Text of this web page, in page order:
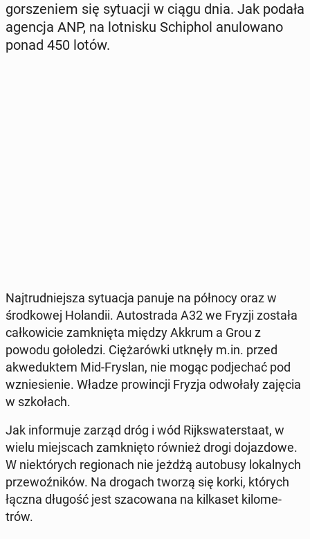
gor­sze­niem się sy­tu­acji w ciągu dnia. Jak podała
agencja ANP, na lot­ni­sku Schi­phol anu­lo­wa­no
ponad 450 lotów.
Naj­trud­niej­sza sy­tu­acja panuje na północy oraz w
środ­ko­wej Ho­lan­dii. Au­to­stra­da A32 we Fryzji została
cał­ko­wi­cie za­mknię­ta między Akkrum a Grou z
powodu go­ło­le­dzi. Cię­ża­rów­ki utknęły m.in. przed
akwe­duk­tem Mid-Fryslan, nie mogąc pod­je­chać pod
wznie­sie­nie. Władze pro­win­cji Fryzja od­wo­ła­ły zajęcia
w szko­łach.
Jak in­for­mu­je zarząd dróg i wód Rijk­swa­ter­sta­at, w
wielu miej­scach za­mknię­to również drogi do­jaz­do­we.
W nie­któ­rych re­gio­nach nie jeżdżą au­to­bu­sy lo­kal­nych
prze­woź­ni­ków. Na drogach tworzą się korki, których
łączna długość jest sza­co­wa­na na kil­ka­set ki­lo­me­
trów.